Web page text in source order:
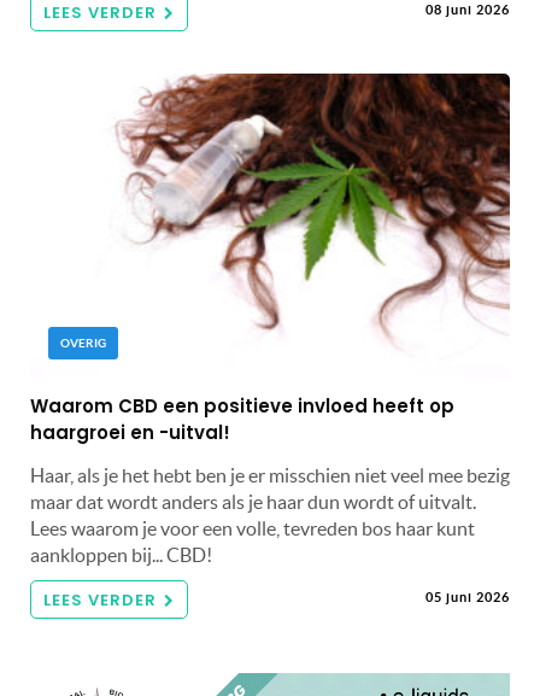
LEES VERDER 08 juni 2026
OVERIG
Waarom CBD een positieve invloed heeft op
haargroei en -uitval!
Haar, als je het hebt ben je er misschien niet veel mee bezig
maar dat wordt anders als je haar dun wordt of uitvalt.
Lees waarom je voor een volle, tevreden bos haar kunt
aankloppen bij... CBD!
LEES VERDER 05 juni 2026